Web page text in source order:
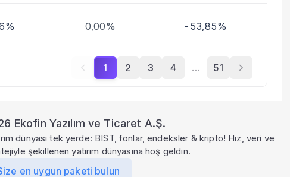
0,00% -53,85%
1 2 3 4 … 51
Ekofin Yazılım ve Ticaret A.Ş.
dünyası tek yerde: BIST, fonlar, endeksler & kripto! Hız, veri ve
şekillenen yatırım dünyasına hoş geldin.
en uygun paketi bulun